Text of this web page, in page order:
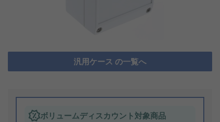
汎用ケース の一覧へ
ボリュームディスカウント対象商品